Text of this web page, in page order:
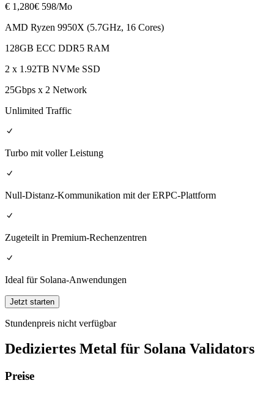
€ 1,280€ 598/Mo
AMD Ryzen 9950X (5.7GHz, 16 Cores)
128GB ECC DDR5 RAM
2 x 1.92TB NVMe SSD
25Gbps x 2 Network
Unlimited Traffic
Turbo mit voller Leistung
Null-Distanz-Kommunikation mit der ERPC-Plattform
Zugeteilt in Premium-Rechenzentren
Ideal für Solana-Anwendungen
Jetzt starten
Stundenpreis nicht verfügbar
Dediziertes Metal für Solana Validators
Preise